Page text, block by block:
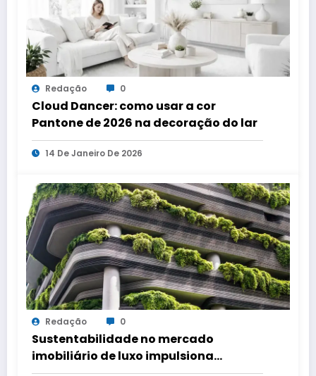
Redação 0
Cloud Dancer: como usar a cor
Pantone de 2026 na decoração do lar
14 De Janeiro De 2026
Redação 0
Sustentabilidade no mercado
imobiliário de luxo impulsiona